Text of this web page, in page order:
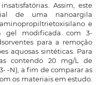
Assim, este
de uma nanoargila
e
gel modificada com 3-
para a remoção
aquosas sintéticas. Para
contendo 20 mg/L de
-N), a fim de comparar as
os materiais em estudo.